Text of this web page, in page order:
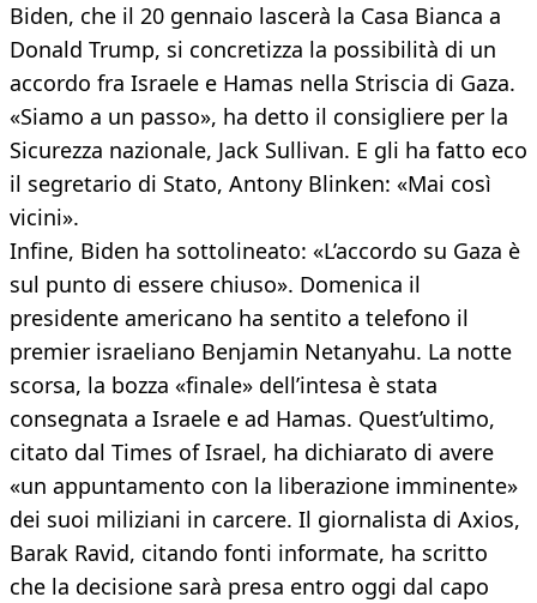
Biden, che il 20 gennaio lascerà la Casa Bianca a
Donald Trump, si concretizza la possibilità di un
accordo fra Israele e Hamas nella Striscia di Gaza.
«Siamo a un passo», ha detto il consigliere per la
Sicurezza nazionale, Jack Sullivan. E gli ha fatto eco
il segretario di Stato, Antony Blinken: «Mai così
vicini».
Infine, Biden ha sottolineato: «L’accordo su Gaza è
sul punto di essere chiuso». Domenica il
presidente americano ha sentito a telefono il
premier israeliano Benjamin Netanyahu. La notte
scorsa, la bozza «finale» dell’intesa è stata
consegnata a Israele e ad Hamas. Quest’ultimo,
citato dal Times of Israel, ha dichiarato di avere
«un appuntamento con la liberazione imminente»
dei suoi miliziani in carcere. Il giornalista di Axios,
Barak Ravid, citando fonti informate, ha scritto
che la decisione sarà presa entro oggi dal capo